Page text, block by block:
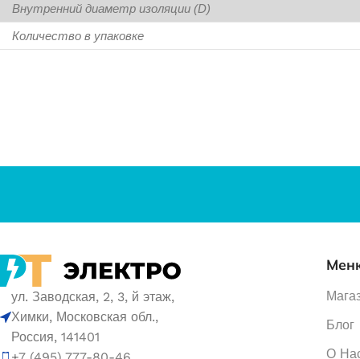
Внутренний диаметр изоляции (D)
Количество в упаковке
ул. Заводская, 2, 3, й этаж,
Химки, Московская обл.,
Россия, 141401
Блог
О